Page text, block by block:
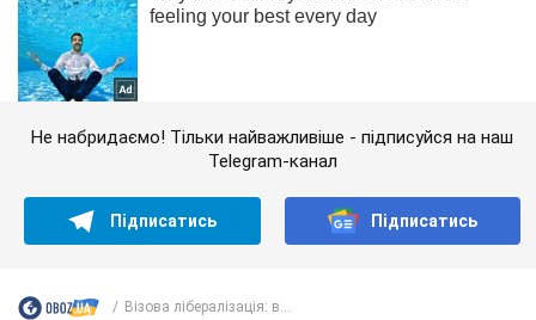
Не набридаємо! Тільки найважливіше - підписуйся на наш
Telegram-канал
Підписатись Підписатись
Візова лібералізація: в...